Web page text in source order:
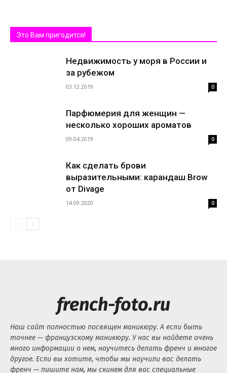
Это Вам пригодится!
Недвижимость у моря в России и
за рубежом
03.12.2019 0
Парфюмерия для женщин —
несколько хороших ароматов
09.04.2019 0
Как сделать брови
выразительными: карандаш Brow
от Divage
14.09.2020 0
french-foto.ru
Наш сайт полностью посвящен маникюру. А если быть
точнее — французскому маникюру. У нас вы найдете очень
много информации о нем, научитесь делать френч и многое
другое. Если вы хотите, чтобы мы научили вас делать
френч — пишите нам, мы скинем для вас специальные